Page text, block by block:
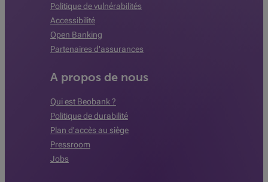
Politique de vulnérabilités
Accessibilité
Open Banking
Partenaires d'assurances
A propos de nous
Qui est Beobank ?
Politique de durabilité
Plan d'accès au siège
Pressroom
Jobs